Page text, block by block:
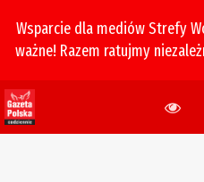
Wsparcie dla mediów Strefy
ważne! Razem ratujmy